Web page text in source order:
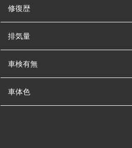
修復歴
排気量
車検有無
車体色